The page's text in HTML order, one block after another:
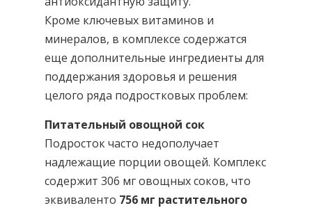
Кроме ключевых витаминов и
минералов, в комплексе содержатся
еще дополнительные ингредиенты для
поддержания здоровья и решения
целого ряда подростковых проблем:
Питательный овощной сок
Подросток часто недополучает
надлежащие порции овощей. Комплекс
содержит 306 мг овощных соков, что
эквиваленто 756 мг растительного